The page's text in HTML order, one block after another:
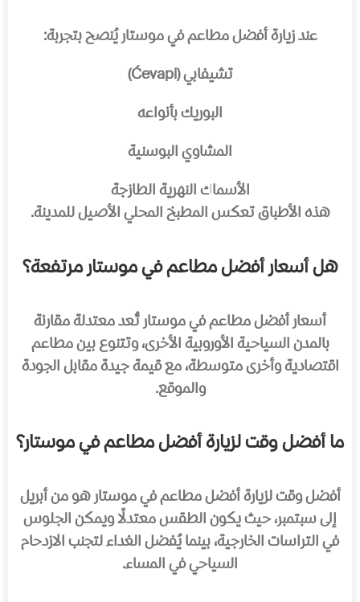
عند زيارة أفضل مطاعم في موستار يُنصح بتجربة:
تشيفابي (Ćevapi)
البوريك بأنواعه
المشاوي البوسنية
الأسماك النهرية الطازجة
هذه الأطباق تعكس المطبخ المحلي الأصيل للمدينة.
هل أسعار أفضل مطاعم في موستار مرتفعة؟
أسعار أفضل مطاعم في موستار تُعد معتدلة مقارنة
بالمدن السياحية الأوروبية الأخرى، وتتنوع بين مطاعم
اقتصادية وأخرى متوسطة، مع قيمة جيدة مقابل الجودة
والموقع.
ما أفضل وقت لزيارة أفضل مطاعم في موستار؟
أفضل وقت لزيارة أفضل مطاعم في موستار هو من أبريل
إلى سبتمبر، حيث يكون الطقس معتدلًا ويمكن الجلوس
في التراسات الخارجية، بينما يُفضل الغداء لتجنب الازدحام
السياحي في المساء.